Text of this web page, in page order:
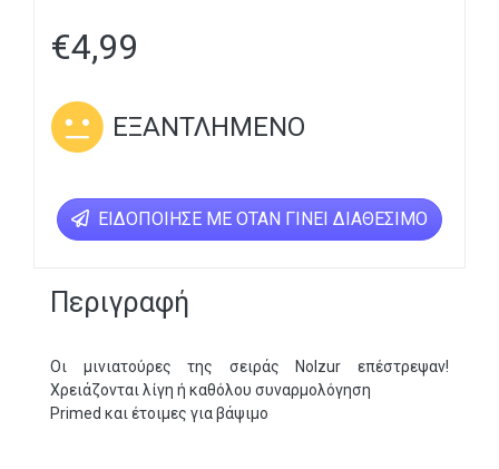
€4,99
ΕΞΑΝΤΛΗΜΈΝΟ
ΕΙΔΟΠΟΊΗΣΕ ΜΕ ΌΤΑΝ ΓΊΝΕΙ ΔΙΑΘΈΣΙΜΟ
Περιγραφή
Οι μινιατούρες της σειράς Nolzur επέστρεψαν!
Χρειάζονται λίγη ή καθόλου συναρμολόγηση
Primed και έτοιμες για βάψιμο